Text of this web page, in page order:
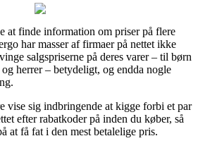
at finde information om priser på flere
har masser af firmaer på nettet ikke
salgspriserne på deres varer – til børn
herrer – betydeligt, og endda nogle
vise sig indbringende at kigge forbi et par
efter rabatkoder på inden du køber, så
at få fat i den mest betalelige pris.